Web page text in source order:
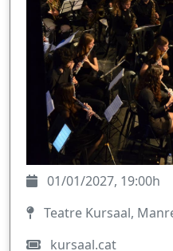
01/01/2027, 19:00h
Teatre Kursaal,
kursaal.cat